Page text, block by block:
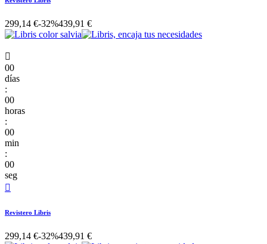
299,14 €-32%439,91 €

00
días
:
00
horas
:
00
min
:
00
seg

Revistero Libris
299,14 €-32%439,91 €